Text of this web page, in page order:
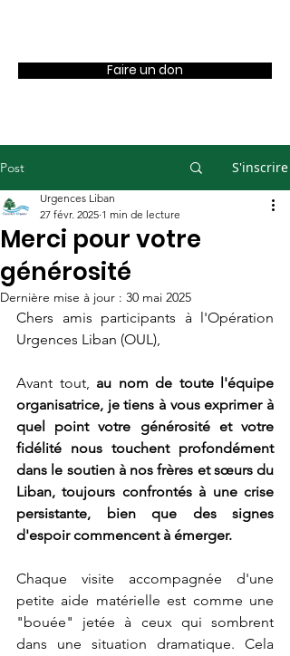
Faire un don
Post S'inscrire
Merci pour votre
générosité
Urgences Liban
27 févr. 2025 1 min de lecture
Dernière mise à jour : 30 mai 2025
Chers amis participants à l'Opération
Urgences Liban (OUL),
Avant tout, au nom de toute l'équipe
organisatrice, je tiens à vous exprimer à
quel point votre générosité et votre
fidélité nous touchent profondément
dans le soutien à nos frères et sœurs du
Liban, toujours confrontés à une crise
persistante, bien que des signes
d'espoir commencent à émerger.
Chaque visite accompagnée d'une
petite aide matérielle est comme une
"bouée" jetée à ceux qui sombrent
dans une situation dramatique. Cela